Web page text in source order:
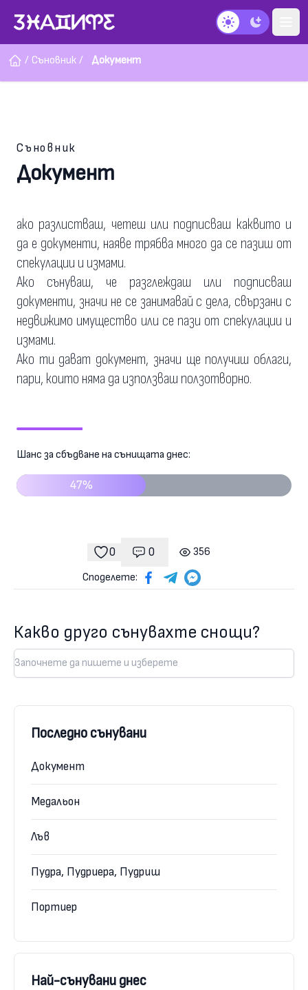
Тъмен режим
/ Съновник / Документ
Съновник
Документ
ако разлистваш, четеш или подписваш каквито и
да е документи, наяве трябва много да се пазиш от
спекулации и измами.
Ако сънуваш, че разглеждаш или подписваш
документи, значи не се занимавай с дела, свързани с
недвижимо имущество или се пази от спекулации и
измами.
Ако ти дават документ, значи ще получиш облаги,
пари, които няма да използваш ползотворно.
Шанс за сбъдване на сънищата днес:
47%
0
харесвания
0
Коментари
356
гледания
Споделете:
Какво друго сънувахте снощи?
Последно сънувани
Документ
Медальон
Лъв
Пудра, Пудриера, Пудриш
Портиер
Най-сънувани днес